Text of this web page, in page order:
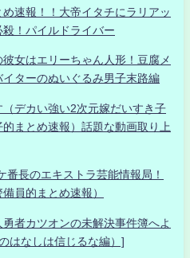
速報！！大帝イタチにラリアッ
殺！パイルドライバー
女はエリーちゃん人形！豆腐メ
ターのぬいぐるみ男子末路編
デカい強い2次元嫁だいすき子
まとめ速報）話題な動画取り上
長のエキストラ芸能情報局！
員的まとめ速報）
者カツオンの未解決事件簿へよ
はなしは信じるな編）]